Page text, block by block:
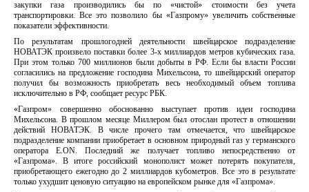
закупки газа производились бы по «чистой» стоимости без учета
транспортировки. Все это позволило бы «Газпрому» увеличить собственные
показатели эффективности.
По результатам прошлогодней деятельности швейцарское подразделение
НОВАТЭК произвело поставки более 3-х миллиардов метров кубических газа.
При этом только 700 миллионов были добыты в РФ. Если бы власти России
согласились на предложение господина Михельсона, то швейцарский оператор
получил бы возможность приобретать весь необходимый объем топлива
исключительно в РФ, сообщает ресурс РБК.
«Газпром» совершенно обоснованно выступает против идеи господина
Михельсона. В прошлом месяце Миллером был отослан протест в отношении
действий НОВАТЭК. В числе прочего там отмечается, что швейцарское
подразделение компании приобретает в основном природный газ у германского
оператора E.ON. Последний же получает топливо непосредственно от
«Газпрома». В итоге российский монополист может потерять покупателя,
приобретающего ежегодно до 2 миллиардов кубометров. Все это в результате
только ухудшит ценовую ситуацию на европейском рынке для «Газпрома».